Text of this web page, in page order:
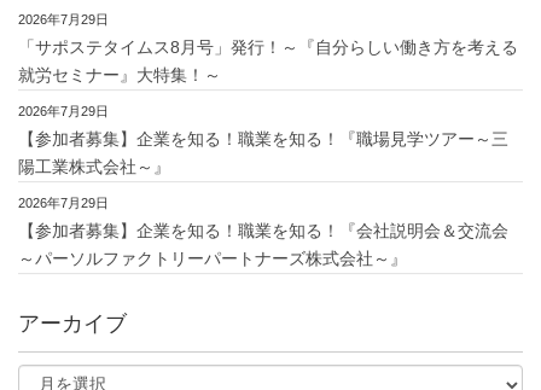
2026年7月29日
「サポステタイムス8月号」発行！～『自分らしい働き方を考える
就労セミナー』大特集！～
2026年7月29日
【参加者募集】企業を知る！職業を知る！『職場見学ツアー～三
陽工業株式会社～』
2026年7月29日
【参加者募集】企業を知る！職業を知る！『会社説明会＆交流会
～パーソルファクトリーパートナーズ株式会社～』
アーカイブ